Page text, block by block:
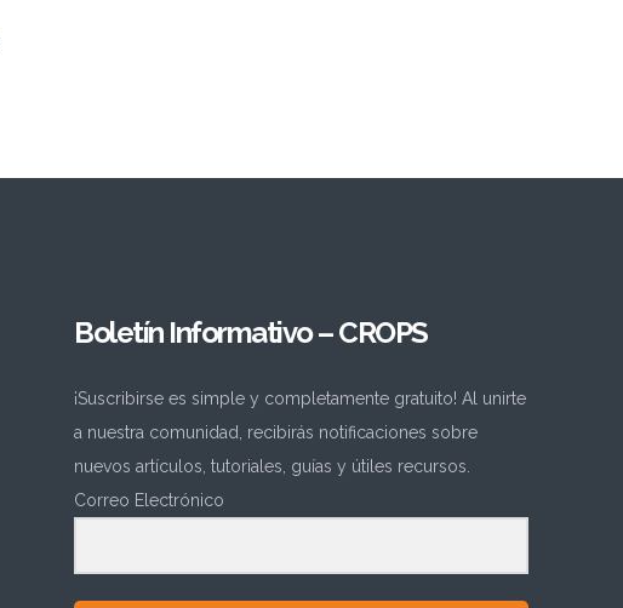
Boletín Informativo – CROPS
¡Suscribirse es simple y completamente gratuito! Al unirte
a nuestra comunidad, recibirás notificaciones sobre
nuevos artículos, tutoriales, guías y útiles recursos.
Correo Electrónico